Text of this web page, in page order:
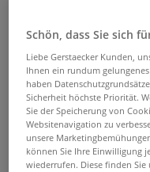
Schön, dass Sie sich
Liebe Gerstaecker Kunden,
Ihnen ein rundum
haben
Sicherheit höchste Priorität.
Sie der Speicherung von
Websitenavigation zu
unsere
können Sie Ihre Einwilligung
wiederrufen. Diese finden Sie